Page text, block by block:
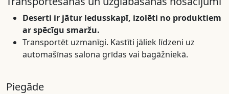
Deserti ir jātur ledusskapī, izolēti no produktiem
ar spēcīgu smaržu.
Transportēt uzmanīgi. Kastīti jāliek līdzeni uz
automašīnas salona grīdas vai bagāžniekā.
Piegāde